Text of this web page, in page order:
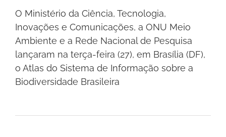
O Ministério da Ciência, Tecnologia,
Inovações e Comunicações, a ONU Meio
Ambiente e a Rede Nacional de Pesquisa
lançaram na terça-feira (27), em Brasília (DF),
o Atlas do Sistema de Informação sobre a
Biodiversidade Brasileira